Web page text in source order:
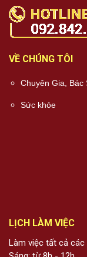
VỀ CHÚNG TÔI
Chuyên Gia, Bác
Sức khỏe
LỊCH LÀM VIỆC
Làm việc tất cả các